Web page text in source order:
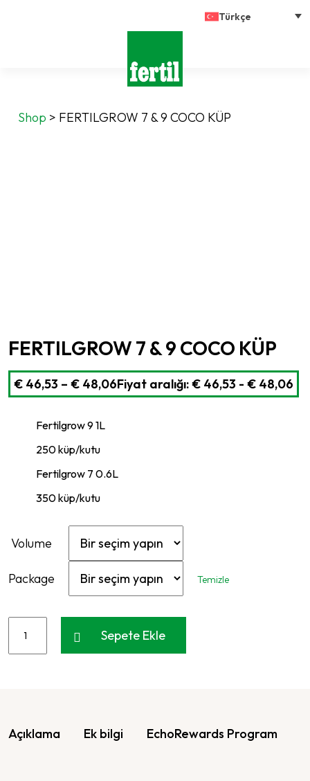
Türkçe
Shop > FERTILGROW 7 & 9 COCO KÜP
FERTILGROW 7 & 9 COCO KÜP
€ 46,53 – € 48,06Fiyat aralığı: € 46,53 - € 48,06
Fertilgrow 9 1L
250 küp/kutu
Fertilgrow 7 0.6L
350 küp/kutu
Volume
Package Temizle
Sepete Ekle
Açıklama Ek bilgi EchoRewards Program